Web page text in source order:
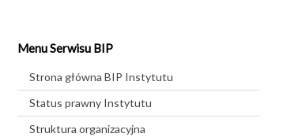
Menu Serwisu BIP
Strona główna BIP Instytutu
Status prawny Instytutu
Struktura organizacyjna